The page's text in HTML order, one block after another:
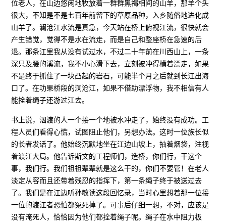
位老人，在山边悠闲地牧放着一群群黑褐相间的山羊，那羊个头
很大，不知是不是七百年前留下的草原品种，入乡随俗地进化成
山羊了。澜沧江水流是真急，今天站在桥上俯视江流，很快就会
产生错觉，觉得不是水在流走，而是自己和整座桥在急速的后
退。那条江里我从没有试过水，不过二十年前在川西山上，一条
深只及腰的溪流，我不小心滑下去，立刻被冲得横着漂走，如果
不是终于抓住了一块凸起的岩石，可能半个月之后就到长江出海
口了。在功果桥段的澜沧江，如果不借助漂浮物，我不相信有人
能拴着绳子还游过江去。
书上说，泅渡的人一个接一个地被水冲走了，始终没有成功。工
程人员们看得心慌，试图阻止他们，另想办法。这时一位族长似
的长者发话了。他始终沉默地坐在江边山坡上，抽着烟袋，注视
着渡江大局。他告诉斯文的工程师们，造桥，你们行，干这个
事，我们行。我们祖祖辈辈就是这么干的，你们不要管！在老人
淡定从容而且还带着残忍的指挥下，第一条绳子终于被送过去
了。我们是在江边听孙敏读这段回忆录，当时心里想着那一位接
一位的渡江者恐怕都冤死掉了。可事后仔细一想，不对，应该是
没有淹死人，恰恰因为他们都拴着绳子呢。绳子在水中阻力极